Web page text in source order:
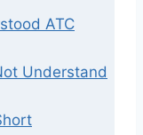
ATC
Understand